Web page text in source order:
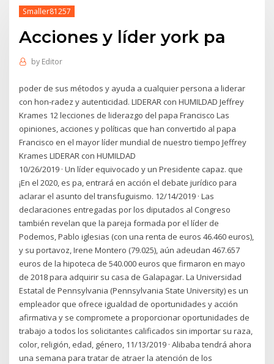
Smaller81257
Acciones y líder york pa
by Editor
poder de sus métodos y ayuda a cualquier persona a liderar
con hon-radez y autenticidad. LIDERAR con HUMILDAD Jeffrey
Krames 12 lecciones de liderazgo del papa Francisco Las
opiniones, acciones y políticas que han convertido al papa
Francisco en el mayor líder mundial de nuestro tiempo Jeffrey
Krames LIDERAR con HUMILDAD
10/26/2019 · Un líder equivocado y un Presidente capaz. que
¡En el 2020, es pa, entrará en acción el debate jurídico para
aclarar el asunto del transfuguismo. 12/14/2019 · Las
declaraciones entregadas por los diputados al Congreso
también revelan que la pareja formada por el líder de
Podemos, Pablo iglesias (con una renta de euros 46.460 euros),
y su portavoz, Irene Montero (79.025), aún adeudan 467.657
euros de la hipoteca de 540.000 euros que firmaron en mayo
de 2018 para adquirir su casa de Galapagar. La Universidad
Estatal de Pennsylvania (Pennsylvania State University) es un
empleador que ofrece igualdad de oportunidades y acción
afirmativa y se compromete a proporcionar oportunidades de
trabajo a todos los solicitantes calificados sin importar su raza,
color, religión, edad, género, 11/13/2019 · Alibaba tendrá ahora
una semana para tratar de atraer la atención de los